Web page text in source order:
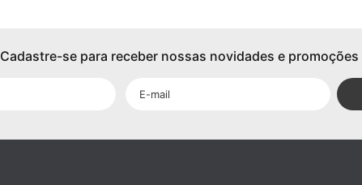
Cadastre-se para receber nossas novidades e promoções